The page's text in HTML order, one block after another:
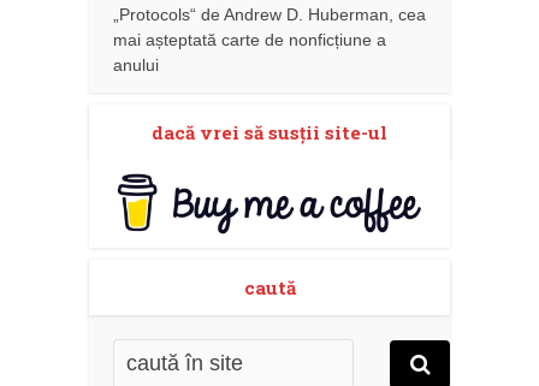
„Protocols“ de Andrew D. Huberman, cea
mai așteptată carte de nonficțiune a
anului
dacă vrei să susţii site-ul
caută